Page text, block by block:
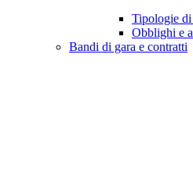
Tipologie
Obblighi e
Bandi di gara e contratti